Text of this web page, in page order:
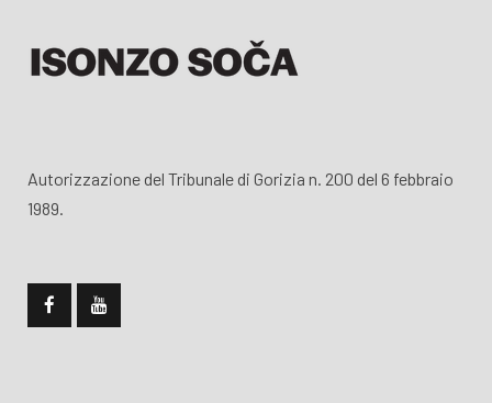
Autorizzazione del Tribunale di Gorizia n. 200 del 6 febbraio
1989.